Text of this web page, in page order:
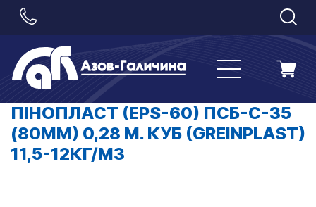
ПІНОПЛАСТ (EPS-60) ПСБ-С-35
(80ММ) 0,28 М. КУБ (GREINPLAST)
11,5-12КГ/М3